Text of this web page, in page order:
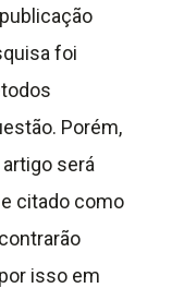
foi
Porém,
será
citado como
isso em